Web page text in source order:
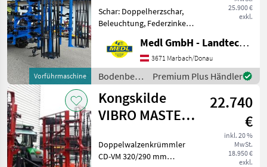
Vorführmaschine
550mm
25.900 €
exkl.
Schar: Doppelherzschar,
Beleuchtung, Federzinken,
Scharspitzen 4-balkiger
Federzinkengrubber
Rahmenhöhe 800mm
Rahmen mit 100x100mm 2
Tiefenführungsr
Medl GmbH - Landtechnik Großhandel
3671 Marbach/Donau
Bodenbearbeitung
/
Kongskilde
Premium Plus Händler
Kongskilde
VIBRO MASTER
22.740
€
inkl. 20 %
MwSt.
18.950 €
exkl.
Doppelwalzenkrümmler
CD-VM 320/290 mm